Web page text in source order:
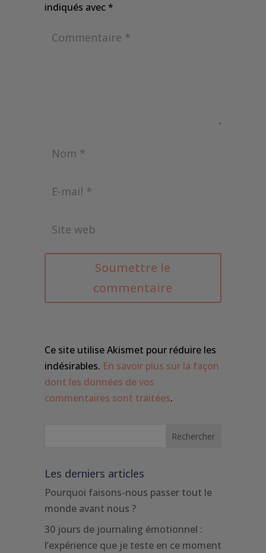
indiqués avec*
Soumettre le
commentaire
Ce site utilise Akismet pour réduire les
indésirables. En savoir plus sur la façon
dont les données de vos
commentaires sont traitées.
Les derniers articles
Pourquoi faisons-nous passer tout le
monde avant nous ?
30 jours de journaling émotionnel :
l’expérience que je teste en ce moment